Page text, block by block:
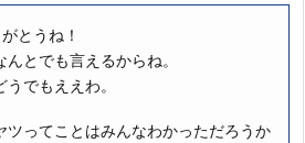
とうね！
とでも言えるからね。
でもええわ。
ツってことはみんなわかっただろうか